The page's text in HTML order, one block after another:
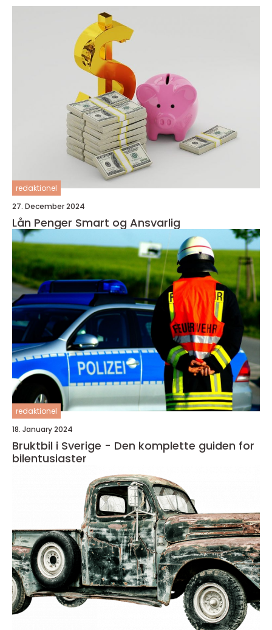
redaktionel
27. December 2024
Lån Penger Smart og Ansvarlig
redaktionel
18. January 2024
Bruktbil i Sverige - Den komplette guiden for
bilentusiaster